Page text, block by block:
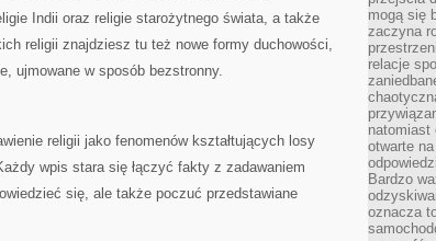
Indii oraz religie starożytnego świata, a także
religii znajdziesz tu też nowe formy duchowości,
ujmowane w sposób bezstronny.
religii jako fenomenów kształtujących losy
wpis stara się łączyć fakty z zadawaniem
się, ale także poczuć przedstawiane
mogą się
zaczyna
relacje
natomiast
otwarte
Bardzo
oznacza